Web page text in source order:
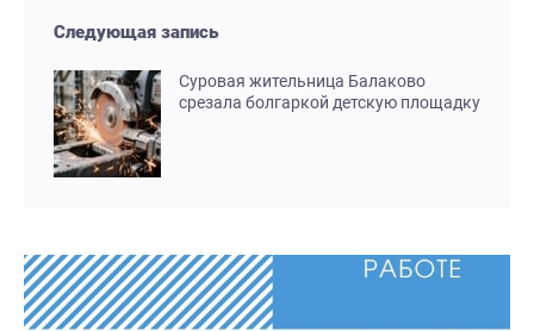
Следующая запись
Суровая жительница Балаково
срезала болгаркой детскую площадку